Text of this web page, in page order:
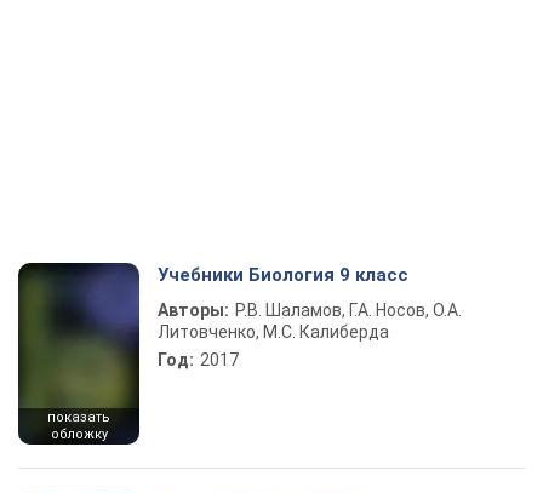
показать
обложку
Учебники Биология 9 класс
Авторы: Р.В. Шаламов, Г.А. Носов, О.А.
Литовченко, М.С. Калиберда
Год: 2017